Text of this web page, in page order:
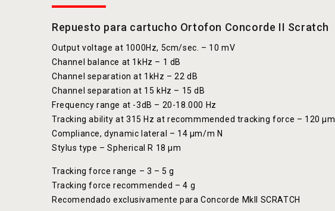
Repuesto para cartucho Ortofon Concorde II Scratch
Output voltage at 1000Hz, 5cm/sec. – 10 mV
Channel balance at 1kHz – 1 dB
Channel separation at 1kHz – 22 dB
Channel separation at 15 kHz – 15 dB
Frequency range at -3dB – 20-18.000 Hz
Tracking ability at 315 Hz at recommmended tracking force – 120 μm
Compliance, dynamic lateral – 14 μm/m N
Stylus type – Spherical R 18 μm
Tracking force range – 3 – 5 g
Tracking force recommended – 4 g
Recomendado exclusivamente para Concorde MkII SCRATCH